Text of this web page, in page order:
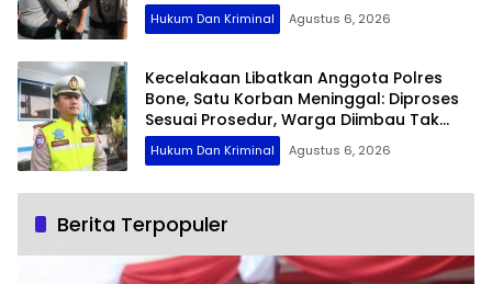
Hukum Dan Kriminal Agustus 6, 2026
Kecelakaan Libatkan Anggota Polres
Bone, Satu Korban Meninggal: Diproses
Sesuai Prosedur, Warga Diimbau Tak
Berspekulasi
Hukum Dan Kriminal Agustus 6, 2026
Berita Terpopuler